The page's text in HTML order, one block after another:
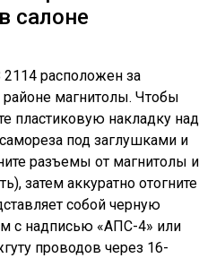
салоне
расположен за
магнитолы. Чтобы
пластиковую накладку над
под заглушками и
разъемы от магнитолы и
затем аккуратно отогните
собой черную
с надписью «АПС-4» или
проводов через 16-